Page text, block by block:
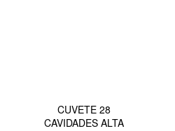
CUVETE 28
CAVIDADES ALTA